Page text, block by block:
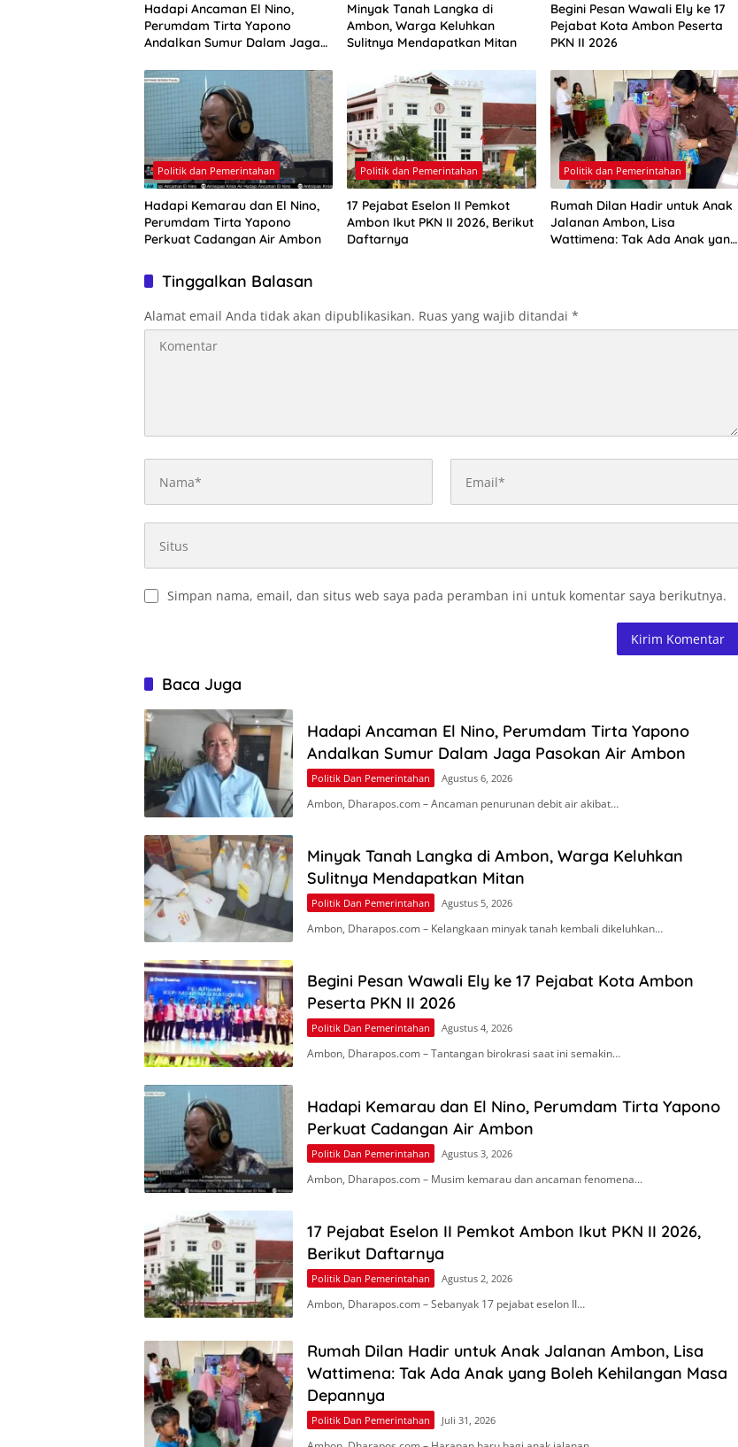
Hadapi Ancaman El Nino,
Perumdam Tirta Yapono
Andalkan Sumur Dalam Jaga
Minyak Tanah Langka di
Ambon, Warga Keluhkan
Sulitnya Mendapatkan Mitan
Begini Pesan Wawali Ely ke 17
Pejabat Kota Ambon Peserta
PKN II 2026
Politik dan Pemerintahan
Hadapi Kemarau dan El Nino,
Perumdam Tirta Yapono
Perkuat Cadangan Air Ambon
Politik dan Pemerintahan
17 Pejabat Eselon II Pemkot
Ambon Ikut PKN II 2026, Berikut
Daftarnya
Politik dan Pemerintahan
Rumah Dilan Hadir untuk Anak
Jalanan Ambon, Lisa
Wattimena: Tak Ada Anak yang
Tinggalkan Balasan
Alamat email Anda tidak akan dipublikasikan. Ruas yang wajib ditandai *
Simpan nama, email, dan situs web saya pada peramban ini untuk komentar saya berikutnya.
Baca Juga
Hadapi Ancaman El Nino, Perumdam Tirta Yapono
Andalkan Sumur Dalam Jaga Pasokan Air Ambon
Politik Dan Pemerintahan Agustus 6, 2026
Ambon, Dharapos.com – Ancaman penurunan debit air akibat…
Minyak Tanah Langka di Ambon, Warga Keluhkan
Sulitnya Mendapatkan Mitan
Politik Dan Pemerintahan Agustus 5, 2026
Ambon, Dharapos.com – Kelangkaan minyak tanah kembali dikeluhkan…
Begini Pesan Wawali Ely ke 17 Pejabat Kota Ambon
Peserta PKN II 2026
Politik Dan Pemerintahan Agustus 4, 2026
Ambon, Dharapos.com – Tantangan birokrasi saat ini semakin…
Hadapi Kemarau dan El Nino, Perumdam Tirta Yapono
Perkuat Cadangan Air Ambon
Politik Dan Pemerintahan Agustus 3, 2026
Ambon, Dharapos.com – Musim kemarau dan ancaman fenomena…
17 Pejabat Eselon II Pemkot Ambon Ikut PKN II 2026,
Berikut Daftarnya
Politik Dan Pemerintahan Agustus 2, 2026
Ambon, Dharapos.com – Sebanyak 17 pejabat eselon II…
Rumah Dilan Hadir untuk Anak Jalanan Ambon, Lisa
Wattimena: Tak Ada Anak yang Boleh Kehilangan Masa
Depannya
Politik Dan Pemerintahan Juli 31, 2026